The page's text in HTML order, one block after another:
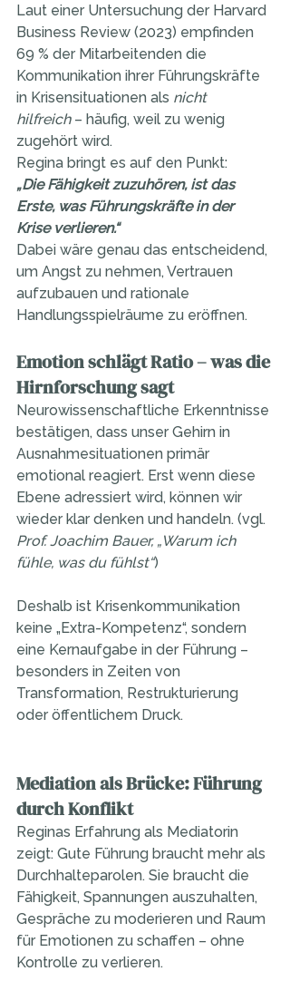
Laut einer Untersuchung der Harvard
Business Review (2023) empfinden
69 % der Mitarbeitenden die
Kommunikation ihrer Führungskräfte
in Krisensituationen als nicht
hilfreich – häufig, weil zu wenig
zugehört wird.
Regina bringt es auf den Punkt:
„Die Fähigkeit zuzuhören, ist das
Erste, was Führungskräfte in der
Krise verlieren.“
Dabei wäre genau das entscheidend,
um Angst zu nehmen, Vertrauen
aufzubauen und rationale
Handlungsspielräume zu eröffnen.
Emotion schlägt Ratio – was die
Hirnforschung sagt
Neurowissenschaftliche Erkenntnisse
bestätigen, dass unser Gehirn in
Ausnahmesituationen primär
emotional reagiert. Erst wenn diese
Ebene adressiert wird, können wir
wieder klar denken und handeln. (vgl.
Prof. Joachim Bauer, „Warum ich
fühle, was du fühlst“)
Deshalb ist Krisenkommunikation
keine „Extra-Kompetenz“, sondern
eine Kernaufgabe in der Führung –
besonders in Zeiten von
Transformation, Restrukturierung
oder öffentlichem Druck.
Mediation als Brücke: Führung
durch Konflikt
Reginas Erfahrung als Mediatorin
zeigt: Gute Führung braucht mehr als
Durchhalteparolen. Sie braucht die
Fähigkeit, Spannungen auszuhalten,
Gespräche zu moderieren und Raum
für Emotionen zu schaffen – ohne
Kontrolle zu verlieren.